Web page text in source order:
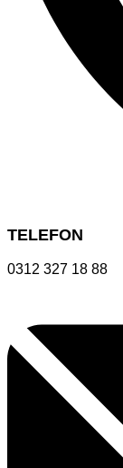
TELEFON
0312 327 18 88